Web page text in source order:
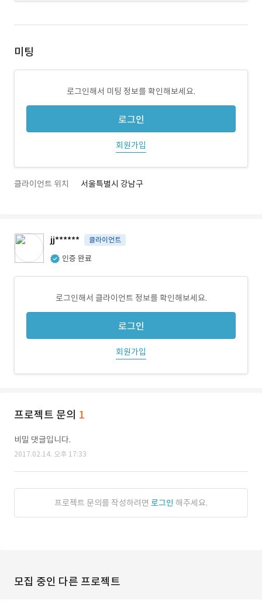
미팅
로그인해서 미팅 정보를 확인해보세요.
로그인
회원가입
클라이언트 위치 서울특별시 강남구
jj****** 클라이언트
인증 완료
로그인해서 클라이언트 정보를 확인해보세요.
로그인
회원가입
프로젝트 문의 1
비밀 댓글입니다.
2017.02.14. 오후 17:33
프로젝트 문의를 작성하려면 로그인 해주세요.
모집 중인 다른 프로젝트